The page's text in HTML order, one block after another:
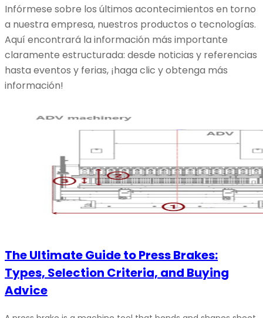
Infórmese sobre los últimos acontecimientos en torno
a nuestra empresa, nuestros productos o tecnologías.
Aquí encontrará la información más importante
claramente estructurada: desde noticias y referencias
hasta eventos y ferias, ¡haga clic y obtenga más
información!
The Ultimate Guide to Press Brakes:
Types, Selection Criteria, and Buying
Advice